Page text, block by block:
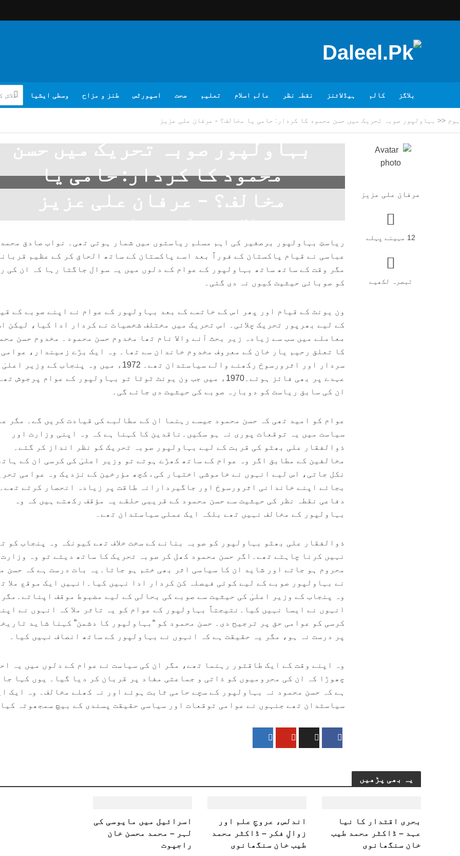
بلاگز کالم ہیڈلائنز نقطہ نظر عالم اسلام تعلیم صحت اسپورٹس طنز و مزاح وسطی ایشیا
ہوم << بہاولپور صوبہ تحریک میں حسن محمود کا کردار: حامی یا مخالف؟ - عرفان علی عزیز
عرفان علی عزیز
12 مہینے پہلے
تبصرہ لکھیے
بہاولپور صوبہ تحریک میں حسن
محمود کا کردار: حامی یا
مخالف؟ – عرفان علی عزیز
12 مہینے پہلے تبصرہ لکھیے عرفان علی عزیز
ریاستِ بہاولپور برصغیر کی اہم مسلم ریاستوں میں شمار ہوتی تھی۔ نواب صادق
عباسی نے قیام پاکستان کے فوراً بعد اسے پاکستان کے ساتھ الحاق کر کے عظیم
مگر وقت کے ساتھ ساتھ بہاولپور کے عوام کے دلوں میں یہ سوال جاگتا رہا کہ ان کی
کو صوبائی حیثیت کیوں نہ دی گئی۔
ون یونٹ کے قیام اور پھر اس کے خاتمے کے بعد بہاولپور کے عوام نے اپنے صوبے کے
کے لیے بھرپور تحریک چلائی۔ اس تحریک میں مختلف شخصیات نے کردار ادا کیا، لیکن
معاملے میں سب سے زیادہ زیر بحث آنے والا نام تھا مخدوم حسن محمود۔ مخدوم حسن
کا تعلق رحیم یار خان کے معروف مخدوم خاندان سے تھا۔ وہ ایک بڑے زمیندار، عوامی
سردار اور اثرورسوخ رکھنے والے سیاستدان تھے۔ 1972ء میں وہ پنجاب کے وزیر
عہدے پر بھی فائز ہوئے۔1970ء میں جب ون یونٹ ٹوٹا تو بہاولپور کے عوام پرجوش
ان کی سابق ریاست کو دوبارہ صوبے کی حیثیت دی جائے گی۔
عوام کو امید تھی کہ حسن محمود جیسے رہنما ان کے مطالبے کی قیادت کریں گے۔ مگر
سیاست میں یہ توقعات پوری نہ ہو سکیں۔ناقدین کا کہنا ہے کہ وہ اپنی وزارت اور
ذوالفقار علی بھٹو کی قربت کے لیے بہاولپور صوبہ تحریک کو نظر انداز کر گئے۔
مخالفین کے مطابق اگر وہ عوام کے ساتھ کھڑے ہوتے تو وزیر اعلیٰ کی کرسی ان کے
نکل جاتی، اس لیے انہوں نے خاموشی اختیار کی . کچھ مؤرخین کے نزدیک وہ عوامی
بجائے اپنے خاندانی اثرورسوخ اور جاگیردارانہ طاقت پر زیادہ انحصار کرتے تھے۔
دفاعی نقطہ نظر کی حیثیت سے حسن محمود کے قریبی حلقے یہ مؤقف رکھتے ہیں کہ وہ
بہاولپور کے مخالف نہیں تھے بلکہ ایک عملی سیاستدان تھے۔
ذوالفقار علی بھٹو بہاولپور کو صوبہ بنانے کے سخت خلاف تھے کیونکہ وہ پنجاب کو
نہیں کرنا چاہتے تھے۔اگر حسن محمود کھل کر صوبہ تحریک کا ساتھ دیتے تو وہ وزارت
محروم ہو جاتے اور شاید ان کا سیاسی اثر بھی ختم ہو جاتا۔یہ بات درست ہے کہ حسن
نے بہاولپور صوبے کے لیے کوئی فیصلہ کن کردار ادا نہیں کیا۔انہیں ایک موقع ملا
وہ پنجاب کے وزیر اعلیٰ کی حیثیت سے صوبے کی بحالی کے لیے مضبوط موقف اپناتے۔مگر
انہوں نے ایسا نہیں کیا۔نتیجتاً بہاولپور کے عوام کو یہ تاثر ملا کہ انہوں نے
کرسی کو عوامی حق پر ترجیح دی۔ حسن محمود کو “بہاولپور کا دشمن” کہنا شاید
پر درست نہ ہو، مگر یہ حقیقت ہے کہ انہوں نے بہاولپور کے ساتھ انصاف نہیں کیا۔
وہ اپنے وقت کے ایک طاقتور رہنما تھے، مگر ان کی سیاست نے عوام کے دلوں میں یہ
چھوڑا کہ ان کی محرومیوں کو ذاتی و جماعتی مفاد پر قربان کر دیا گیا۔ یوں کہا جا
ہے کہ حسن محمود نہ بہاولپور کے سچے حامی ثابت ہوئے اور نہ کھلے مخالف۔ وہ ایک
سیاستدان تھے جنہوں نے عوامی توقعات اور سیاسی حقیقت پسندی کے بیچ سمجھوتہ
یہ بھی پڑھیں
بحری اقتدار کا نیا
عہد – ڈاکٹر محمد طیب
خان سنگھانوی
اندلس، عروجِ علم اور
زوالِ فکر – ڈاکٹر محمد
طیب خان سنگھانوی
اسرائیل میں مایوسی کی
لہر – محمد محسن خان
راجپوت